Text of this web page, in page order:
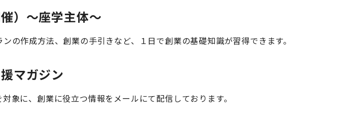
）～座学主体～
の作成方法、創業の手引きなど、１日で創業の基礎知識が習得できます。
マガジン
象に、創業に役立つ情報をメールにて配信しております。